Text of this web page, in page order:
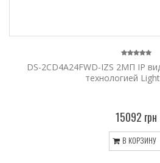
DS-2CD4A24FWD-IZS 2МП IP
технологией
15092 грн
В КОРЗИНУ